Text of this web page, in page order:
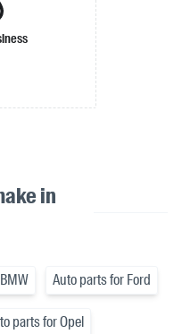
in
Auto parts for Ford
parts for Opel